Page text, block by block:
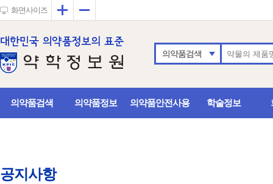
화면사이즈 확대
의약품검색
의약품검색 의약품정보 의약품안전사용 학술정보
공지사항